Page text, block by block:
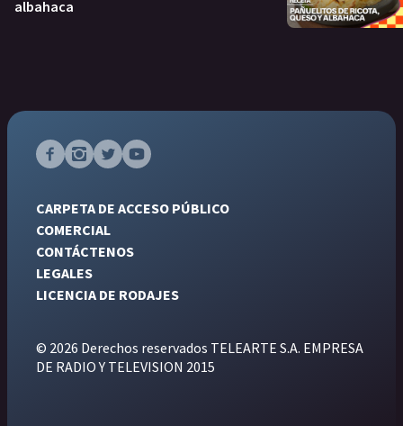
albahaca
CARPETA DE ACCESO PÚBLICO
COMERCIAL
CONTÁCTENOS
LEGALES
LICENCIA DE RODAJES
© 2026 Derechos reservados TELEARTE S.A. EMPRESA
DE RADIO Y TELEVISION 2015